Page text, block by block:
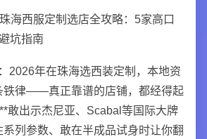
西服定制选店全攻略：5家高口
坑指南
年在珠海选西装定制，本地资
铁律——真正靠谱的店铺，都经得起
**敢出示杰尼亚、Scabal等国际大牌
列参数、敢在半成品试身时让你翻